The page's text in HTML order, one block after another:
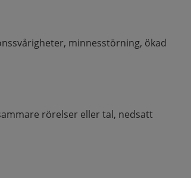
minnesstörning, ökad
rörelser eller tal, nedsatt